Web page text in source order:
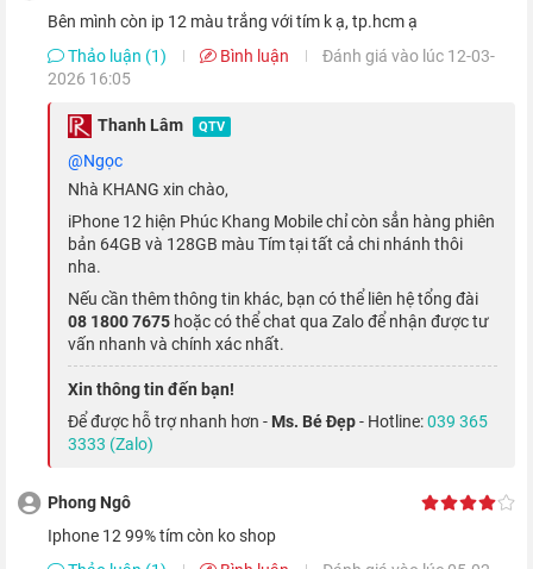
So với màn hình LCD trên dòng iPhone 11, màn hình OLED trên
phiên bản iPhone 12 có khả năng điều chỉnh màu sắc linh hoạt
hơn. Ngoài ra, độ sáng màn hình củaiPhone 12 quốc tế
được nâng lên mức tối đa là 1200 nits.
Sức mạnh hàng đầu với chip Apple A14
Bionic
Cung cấp sức mạnh cho iPhone 12 là bộ vi xử lý A14 Bionic
mới nhất của Apple. Đây là con chip đầu tiên trong ngành điện
bên mình còn ip 12 màu trắng với tím k ạ, tp.hcm ạ
Thảo luận (1)
Bình luận
Đánh giá vào lúc 12-03-
2026 16:05
Thanh Lâm QTV
@Ngọc
Nhà KHANG xin chào,
iPhone 12 hiện Phúc Khang Mobile chỉ còn sẳn hàng phiên
bản 64GB và 128GB màu Tím tại tất cả chi nhánh thôi
nha.
Nếu cần thêm thông tin khác, bạn có thể liên hệ tổng đài
08 1800 7675 hoặc có thể chat qua Zalo để nhận được tư
vấn nhanh và chính xác nhất.
Xin thông tin đến bạn!
Để được hỗ trợ nhanh hơn - Ms. Bé Đẹp- Hotline:039 365
3333 (Zalo)
Phong Ngô
Iphone 12 99% tím còn ko shop